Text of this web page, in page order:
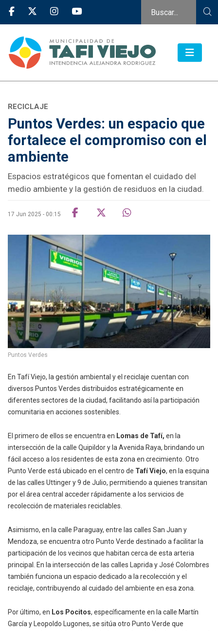
RECICLAJE
Puntos Verdes: un espacio que
fortalece el compromiso con el
ambiente
Espacios estratégicos que fomentan el cuidado del
medio ambiente y la gestión de residuos en la ciudad.
17 Jun 2025 - 00:15
Puntos Verdes
En Tafí Viejo, la gestión ambiental y el reciclaje cuentan con
diversos Puntos Verdes distribuidos estratégicamente en
diferentes sectores de la ciudad, facilitando así la participación
comunitaria en acciones sostenibles.
El primero de ellos se encuentra en Lomas de Tafí, en la
intersección de la calle Quipildor y la Avenida Raya, brindando un
fácil acceso a los residentes de esta zona en crecimiento. Otro
Punto Verde está ubicado en el centro de Tafí Viejo, en la esquina
de las calles Uttinger y 9 de Julio, permitiendo a quienes transitan
por el área central acceder rápidamente a los servicios de
recolección de materiales reciclables.
Asimismo, en la calle Paraguay, entre las calles San Juan y
Mendoza, se encuentra otro Punto Verde destinado a facilitar la
participación de los vecinos que habitan cerca de esta arteria
principal. En la intersección de las calles Laprida y José Colombres
también funciona un espacio dedicado a la recolección y el
reciclaje, contribuyendo al cuidado del ambiente en esa zona.
Por último, en Los Pocitos, específicamente en la calle Martín
García y Leopoldo Lugones, se sitúa otro Punto Verde que